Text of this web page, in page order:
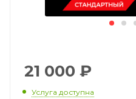
21 000 ₽
Услуга доступна